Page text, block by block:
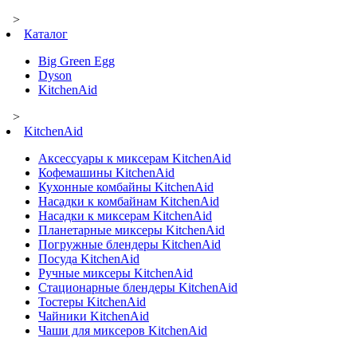
>
Каталог
Big Green Egg
Dyson
KitchenAid
>
KitchenAid
Аксессуары к миксерам KitchenAid
Кофемашины KitchenAid
Кухонные комбайны KitchenAid
Насадки к комбайнам KitchenAid
Насадки к миксерам KitchenAid
Планетарные миксеры KitchenAid
Погружные блендеры KitchenAid
Посуда KitchenAid
Ручные миксеры KitchenAid
Стационарные блендеры KitchenAid
Тостеры KitchenAid
Чайники KitchenAid
Чаши для миксеров KitchenAid